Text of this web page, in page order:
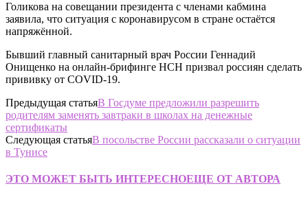
Голикова на совещании президента с членами кабмина
заявила, что ситуация с коронавирусом в стране остаётся
напряжённой.
Бывший главный санитарный врач России Геннадий
Онищенко на онлайн-брифинге НСН призвал россиян сделать
прививку от COVID-19.
Предыдущая статьяВ Госдуме предложили разрешить
родителям заменять завтраки в школах на денежные
сертификаты
Следующая статьяВ посольстве России рассказали о ситуации
в Тунисе
ЭТО МОЖЕТ БЫТЬ ИНТЕРЕСНОЕЩЕ ОТ АВТОРА